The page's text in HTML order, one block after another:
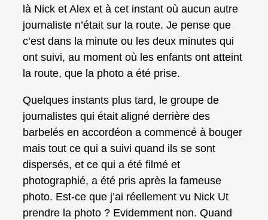
là Nick et Alex et à cet instant où aucun autre
journaliste n’était sur la route. Je pense que
c’est dans la minute ou les deux minutes qui
ont suivi, au moment où les enfants ont atteint
la route, que la photo a été prise.
Quelques instants plus tard, le groupe de
journalistes qui était aligné derrière des
barbelés en accordéon a commencé à bouger
mais tout ce qui a suivi quand ils se sont
dispersés, et ce qui a été filmé et
photographié, a été pris après la fameuse
photo. Est-ce que j’ai réellement vu Nick Ut
prendre la photo ? Evidemment non. Quand